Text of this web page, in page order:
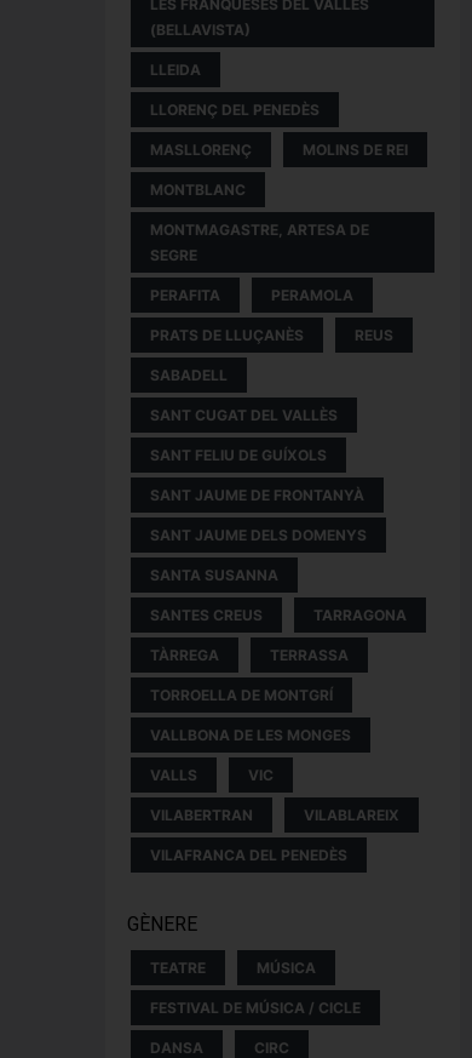
LES FRANQUESES DEL VALLÈS
(BELLAVISTA)
LLEIDA
LLORENÇ DEL PENEDÈS
MASLLORENÇ MOLINS DE REI
MONTBLANC
MONTMAGASTRE, ARTESA DE
SEGRE
PERAFITA PERAMOLA
PRATS DE LLUÇANÈS REUS
SABADELL
SANT CUGAT DEL VALLÈS
SANT FELIU DE GUÍXOLS
SANT JAUME DE FRONTANYÀ
SANT JAUME DELS DOMENYS
SANTA SUSANNA
SANTES CREUS TARRAGONA
TÀRREGA TERRASSA
TORROELLA DE MONTGRÍ
VALLBONA DE LES MONGES
VALLS VIC
VILABERTRAN VILABLAREIX
VILAFRANCA DEL PENEDÈS
GÈNERE
TEATRE MÚSICA
FESTIVAL DE MÚSICA / CICLE
DANSA CIRC